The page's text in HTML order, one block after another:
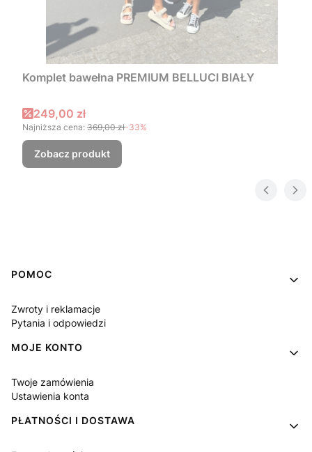
Komplet bawełna PREMIUM BELLUCI BIAŁY
Cena promocyjna
249,00 zł
Najniższa cena: 369,00 zł-33%
Zobacz produkt
Linki w stopce
POMOC
Zwroty i reklamacje
Pytania i odpowiedzi
MOJE KONTO
Twoje zamówienia
Ustawienia konta
PŁATNOŚCI I DOSTAWA